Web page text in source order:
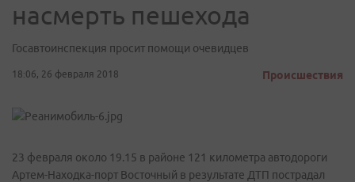
насмерть пешехода
Госавтоинспекция просит помощи очевидцев
18:06, 26 февраля 2018 Происшествия
23 февраля около 19.15 в районе 121 километра автодороги
Артем-Находка-порт Восточный в результате ДТП пострадал